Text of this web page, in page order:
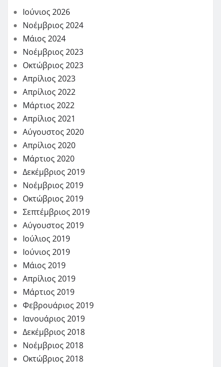
Ιούνιος 2026
Νοέμβριος 2024
Μάιος 2024
Νοέμβριος 2023
Οκτώβριος 2023
Απρίλιος 2023
Απρίλιος 2022
Μάρτιος 2022
Απρίλιος 2021
Αύγουστος 2020
Απρίλιος 2020
Μάρτιος 2020
Δεκέμβριος 2019
Νοέμβριος 2019
Οκτώβριος 2019
Σεπτέμβριος 2019
Αύγουστος 2019
Ιούλιος 2019
Ιούνιος 2019
Μάιος 2019
Απρίλιος 2019
Μάρτιος 2019
Φεβρουάριος 2019
Ιανουάριος 2019
Δεκέμβριος 2018
Νοέμβριος 2018
Οκτώβριος 2018